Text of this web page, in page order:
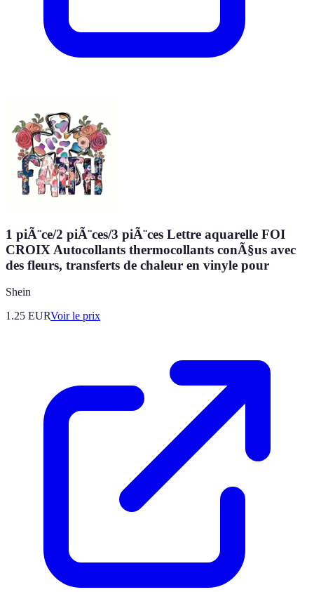
1 piÃ¨ce/2 piÃ¨ces/3 piÃ¨ces Lettre aquarelle FOI
CROIX Autocollants thermocollants conÃ§us avec
des fleurs, transferts de chaleur en vinyle pour
Shein
1.25 EURVoir le prix